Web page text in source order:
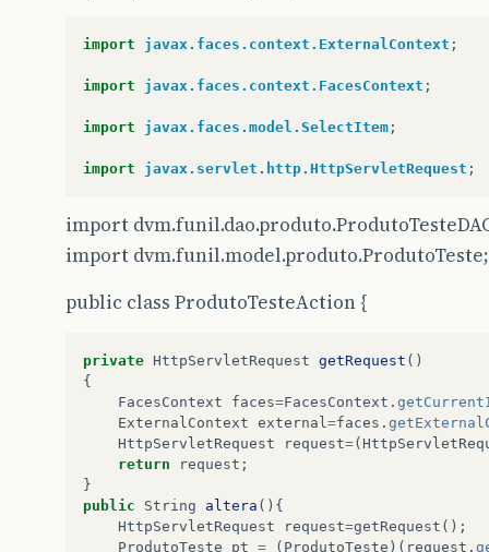
import javax.faces.context.ExternalContext ;
import javax.faces.context.FacesContext ;
import javax.faces.model.SelectItem ;
import javax.servlet.http.HttpServletRequest ;
import
import dvm.funil.model.produto.ProdutoTeste;
public class ProdutoTesteAction {
private HttpServletRequest getRequest ()
{
FacesContext
faces=FacesContext .
ExternalContext external=faces .
HttpServletRequest
request=(
return
request ;
}
public
String altera (){
HttpServletRequest
request=getRequest ();
ProdutoTeste
pt = ( ProdutoTeste )( request .